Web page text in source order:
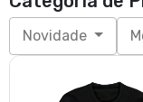
Novidade